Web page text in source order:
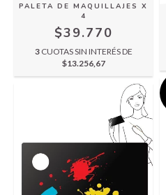
PALETA DE MAQUILLAJES X
4
$39.770
3 CUOTAS SIN INTERÉS DE
$13.256,67